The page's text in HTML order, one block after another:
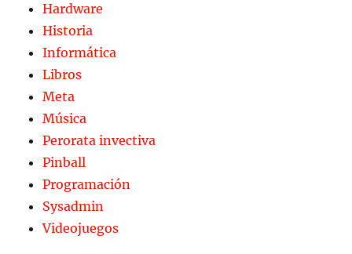
Hardware
Historia
Informática
Libros
Meta
Música
Perorata invectiva
Pinball
Programación
Sysadmin
Videojuegos